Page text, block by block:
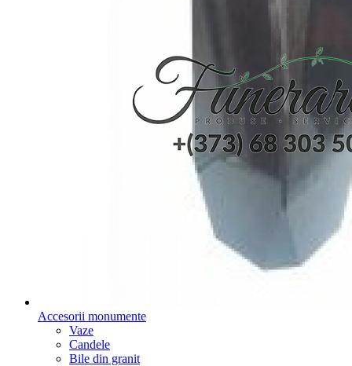
Accesorii monumente
Vaze
Candele
Bile din granit